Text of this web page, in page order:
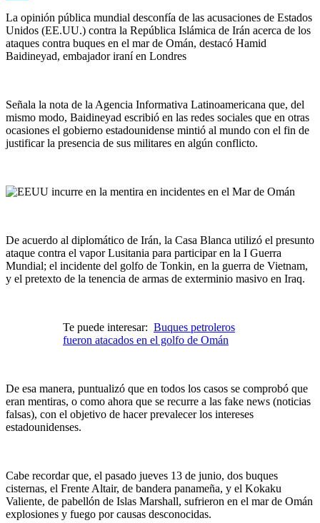
Compartir
La opinión pública mundial desconfía de las acusaciones de Estados
Unidos (EE.UU.) contra la República Islámica de Irán acerca de los
ataques contra buques en el mar de Omán, destacó Hamid
Baidineyad, embajador iraní en Londres
Señala la nota de la Agencia Informativa Latinoamericana que, del
mismo modo, Baidineyad escribió en las redes sociales que en otras
ocasiones el gobierno estadounidense mintió al mundo con el fin de
justificar la presencia de sus militares en algún conflicto.
De acuerdo al diplomático de Irán, la Casa Blanca utilizó el presunto
ataque contra el vapor Lusitania para participar en la I Guerra
Mundial; el incidente del golfo de Tonkin, en la guerra de Vietnam,
y el pretexto de la tenencia de armas de exterminio masivo en Iraq.
Te puede interesar: Buques petroleros
fueron atacados en el golfo de Omán
De esa manera, puntualizó que en todos los casos se comprobó que
eran mentiras, o como ahora que se recurre a las fake news (noticias
falsas), con el objetivo de hacer prevalecer los intereses
estadounidenses.
Cabe recordar que, el pasado jueves 13 de junio, dos buques
cisternas, el Frente Altair, de bandera panameña, y el Kokaku
Valiente, de pabellón de Islas Marshall, sufrieron en el mar de Omán
explosiones y fuego por causas desconocidas.